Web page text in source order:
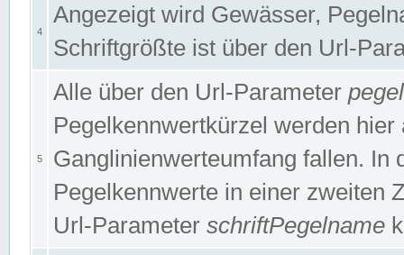
4
Angezeigt wird Gewässer,
Schriftgrößte ist über den Url-
5
Alle über den Url-Parameter
Pegelkennwertkürzel werden
Ganglinienwerteumfang fallen. In
Pegelkennwerte in einer zweiten
Url-Parameter schriftPegelname